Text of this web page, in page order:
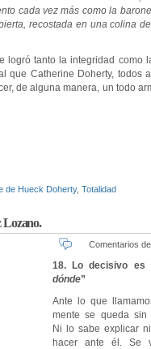
cada vez más como la
recostada en una colina
logró tanto la integridad como
que Catherine Doherty, todos
de alguna manera, un todo
de Hueck Doherty, Totalidad
Lozano.
Comentarios
18. Lo decisivo es
dónde”
Ante lo que
mente se queda sin
Ni lo sabe explicar
hacer ante él. Se